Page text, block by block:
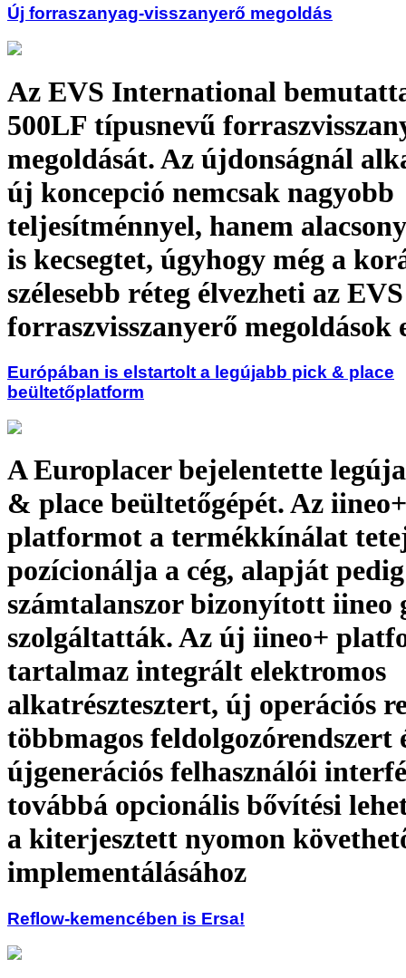
Új forraszanyag-visszanyerő megoldás
Az EVS International
500LF típusnevű
megoldását. Az újdonságnál
új koncepció nemcsak nagyobb
teljesítménnyel, hanem
is kecsegtet, úgyhogy még a
szélesebb réteg élvezheti az EVS
forraszvisszanyerő megoldások
Európában is elstartolt a legújabb pick & place
beültetőplatform
A Europlacer bejelentette
& place beültetőgépét. Az iineo+
platformot a termékkínálat
pozícionálja a cég, alapját
számtalanszor bizonyított iineo
szolgáltatták. Az új iineo+
tartalmaz integrált elektromos
alkatrésztesztert, új operációs
többmagos feldolgozórendszert
újgenerációs felhasználói
továbbá opcionális bővítési
a kiterjesztett nyomon
implementálásához
Reflow-kemencében is Ersa!